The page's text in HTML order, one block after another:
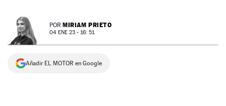
POR MIRIAM PRIETO
04 ENE 23 - 16: 51
Añadir EL MOTOR en Google